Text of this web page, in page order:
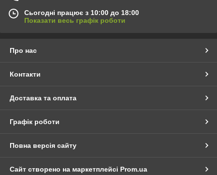
Сьогодні працює з 10:00 до 18:00
Показати весь графік роботи
Про нас
Контакти
Доставка та оплата
Графік роботи
Повна версія сайту
Сайт створено на маркетплейсі Prom.ua